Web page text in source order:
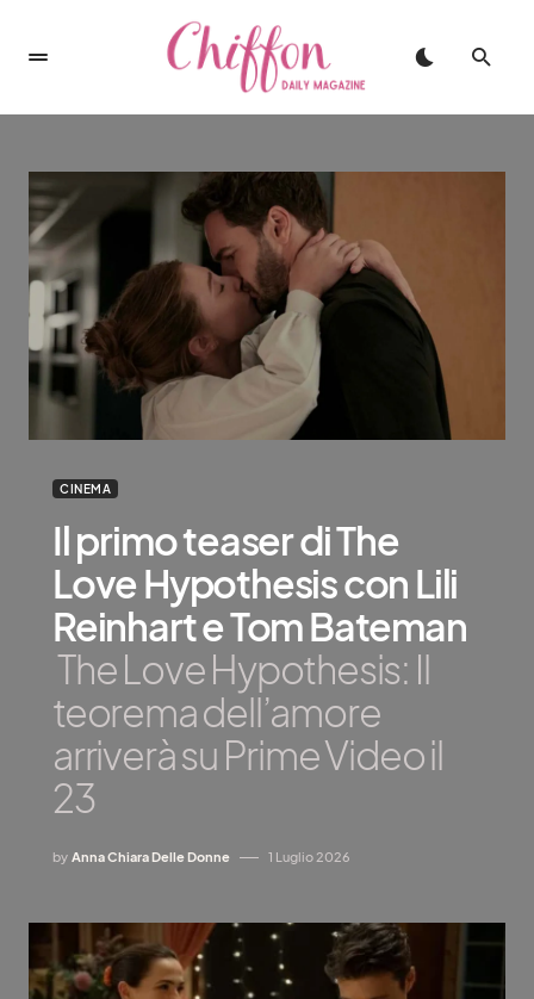
CINEMA
Il primo teaser di The
Love Hypothesis con Lili
Reinhart e Tom Bateman
The Love Hypothesis: Il
teorema dell’amore
arriverà su Prime Video il
23
by Anna Chiara Delle Donne 1 Luglio 2026